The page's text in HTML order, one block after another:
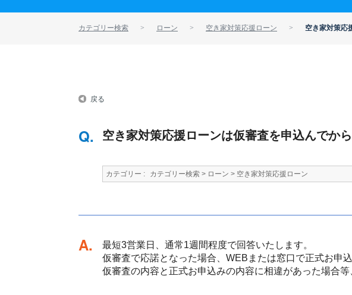
カテゴリー検索 ローン 空き家対策応援ローン 空き家対策応
戻る
空き家対策応援ローンは仮審査を申込んでか
カテゴリー : カテゴリー検索 > ローン > 空き家対策応援ローン
回答
最短3営業日、通常1週間程度で回答いたします。
仮審査で応諾となった場合、WEBまたは窓口で正式お申
仮審査の内容と正式お申込みの内容に相違があった場合